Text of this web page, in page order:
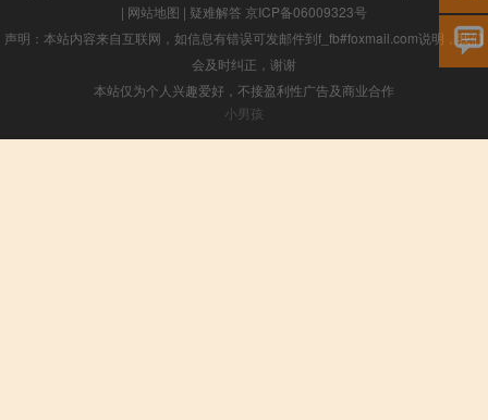
| 网站地图 | 疑难解答 京ICP备06009323号
声明：本站内容来自互联网，如信息有错误可发邮件到f_fb#foxmail.com说明，我们
会及时纠正，谢谢
本站仅为个人兴趣爱好，不接盈利性广告及商业合作
小男孩